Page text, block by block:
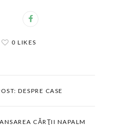
0 LIKES
DESPRE CASE
CĂRŢII NAPALM